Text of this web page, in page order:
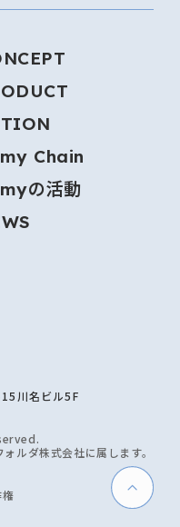
Chain
の活動
川名ビル5F
ルダ株式会社に属します。